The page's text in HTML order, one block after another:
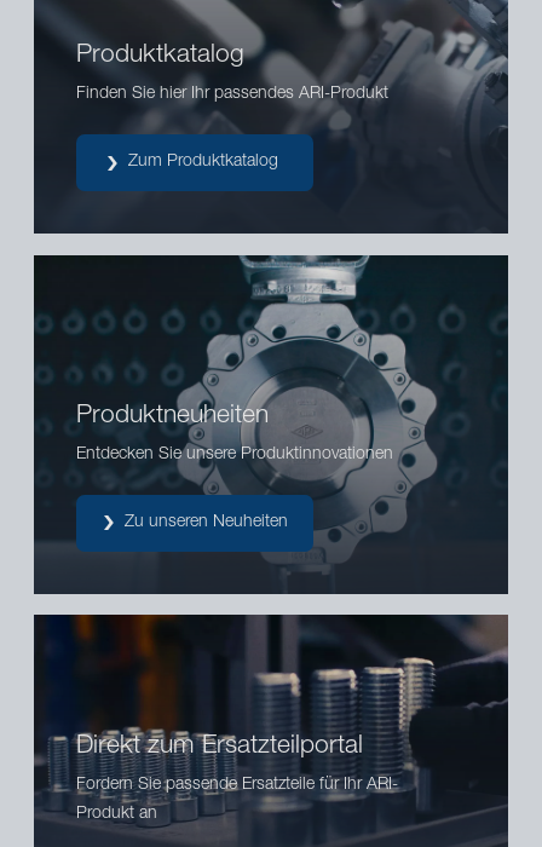
Produktkatalog
Finden Sie hier Ihr passendes ARI-Produkt
Zum Produktkatalog
Produktneuheiten
Entdecken Sie unsere Produktinnovationen
Zu unseren Neuheiten
Direkt zum Ersatzteilportal
Fordern Sie passende Ersatzteile für Ihr ARI-
Produkt an